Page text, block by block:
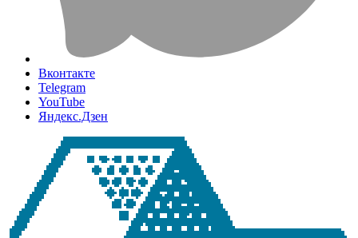
Вконтакте
Telegram
YouTube
Яндекс.Дзен